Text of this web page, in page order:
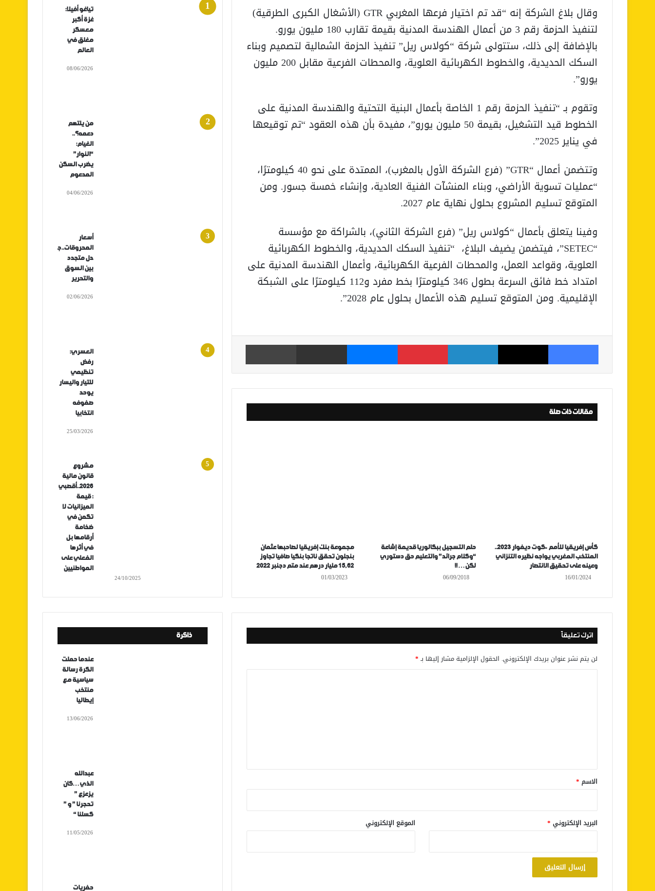
وقال بلاغ الشركة إنه “قد تم اختيار فرعها المغربي GTR (الأشغال الكبرى الطرقية)
لتنفيذ الحزمة رقم 3 من أعمال الهندسة المدنية بقيمة تقارب 180 مليون يورو.
بالإضافة إلى ذلك، ستتولى شركة “كولاس ريل” تنفيذ الحزمة الشمالية لتصميم وبناء
السكك الحديدية، والخطوط الكهربائية العلوية، والمحطات الفرعية مقابل 200 مليون
يورو”.
وتقوم بـ “تنفيذ الحزمة رقم 1 الخاصة بأعمال البنية التحتية والهندسة المدنية على
الخطوط قيد التشغيل، بقيمة 50 مليون يورو”، مفيدة بأن هذه العقود “تم توقيعها
في يناير 2025”.
وتتضمن أعمال “GTR” (فرع الشركة الأول بالمغرب)، الممتدة على نحو 40 كيلومترًا،
“عمليات تسوية الأراضي، وبناء المنشآت الفنية العادية، وإنشاء خمسة جسور. ومن
المتوقع تسليم المشروع بحلول نهاية عام 2027.
وفينا يتعلق بأعمال “كولاس ريل” (فرع الشركة الثاني)، بالشراكة مع مؤسسة
“SETEC”، فيتضمن يضيف البلاغ، “تنفيذ السكك الحديدية، والخطوط الكهربائية
العلوية، وقواعد العمل، والمحطات الفرعية الكهربائية، وأعمال الهندسة المدنية على
امتداد خط فائق السرعة بطول 346 كيلومترًا بخط مفرد و112 كيلومترًا على الشبكة
الإقليمية. ومن المتوقع تسليم هذه الأعمال بحلول عام 2028”.
فيسبوك ‫X لينكدإن بينتيريست ماسنجر مشاركة عبر البريد
مقالات ذات صلة
كأس إفريقيا للأمم -كوت ديفوار 2023..
المنتخب المغربي يواجه نظيره التنزاني
وعينه على تحقيق الانتصار
16/01/2024
حلم التسجيل ببكالوريا قديمة إشاعة
“وكلام جرائد” والتعليم حق دستوري
لكن… !!
06/09/2018
مجموعة بنك إفريقيا لصاحبها عثمان
بنجلون تحقق ناتجا بنكيا صافيا تجاوز
15,62 مليار درهم عند متم دجنبر 2022
01/03/2023
اترك تعليقاً
لن يتم نشر عنوان بريدك الإلكتروني. الحقول الإلزامية مشار إليها بـ*
*
الاسم *
البريد الإلكتروني * الموقع الإلكتروني
تياغو أفيلا:
غزة أكبر
معسكر
مغلق في
العالم
08/06/2026
من يلتهم
دعمه؟..
الغيام:
“النوار”
يضرب السكن
المدعوم
04/06/2026
أسعار
المحروقات..ج
دل متجدد
بين السوق
والتحرير
02/06/2026
العسري:
رفض
تنظيمي
للتيار واليسار
يوحد
صفوفه
انتخابيا
25/03/2026
مشروع
قانون مالية
2026..أقصبي
: قيمة
الميزانيات لا
تكمن في
ضخامة
أرقامها بل
في أثرها
الفعلي على
المواطنيين
24/10/2025
ذاكرة
عندما حملت
الكرة رسالة
سياسية مع
منتخب
إيطاليا
13/06/2026
عبدالله
الذي…كان
يزعزع ”
تحجرنا ” و ”
كسلنا “
11/05/2026
حفريات